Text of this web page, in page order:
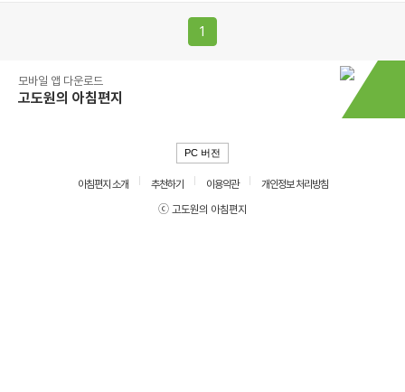
1
모바일 앱 다운로드
고도원의 아침편지
PC 버전
아침편지 소개 추천하기 이용약관
개인정보 처리방침
ⓒ 고도원의 아침편지